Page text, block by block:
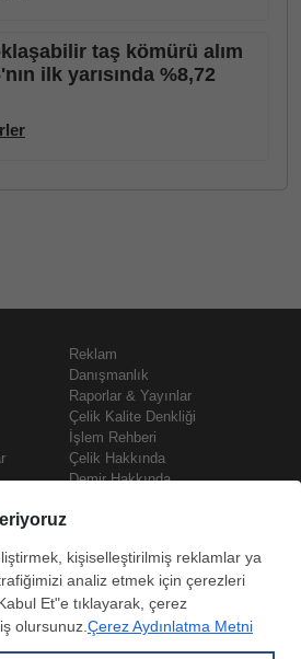
taş kömürü alım
ilk yarısında %8,72
Reklam
Danışmanlık
Raporlar & Yayınlar
Çelik Kalite Denkliği
İşlem Rehberi
Çelik Hakkında
Demir Hakkında
Copyright © SteelOrbis Elektronik
Tüm hakları saklıdır